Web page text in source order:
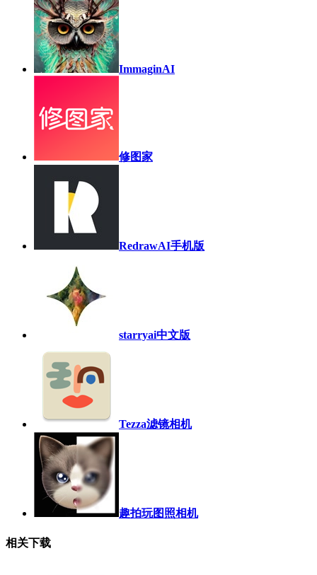
ImmaginAI
修图家
RedrawAI手机版
starryai中文版
Tezza滤镜相机
趣拍玩图照相机
相关下载